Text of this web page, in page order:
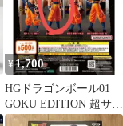
¥1,700
HGドラゴンボール01
GOKU EDITION 超サイ
ヤ人 3 孫悟空